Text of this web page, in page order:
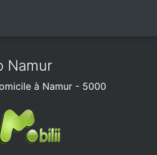
Namur
à Namur - 5000